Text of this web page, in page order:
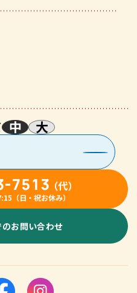
中 大
7513（代）
（日・祝お休み）
お問い合わせ